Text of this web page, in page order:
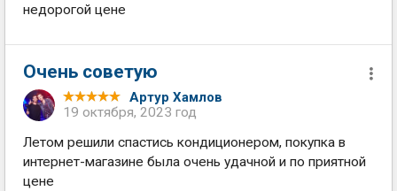
недорогой цене
Очень советую
Артур Хамлов
19 октября, 2023 год
Летом решили спастись кондиционером, покупка в
интернет-магазине была очень удачной и по приятной
цене